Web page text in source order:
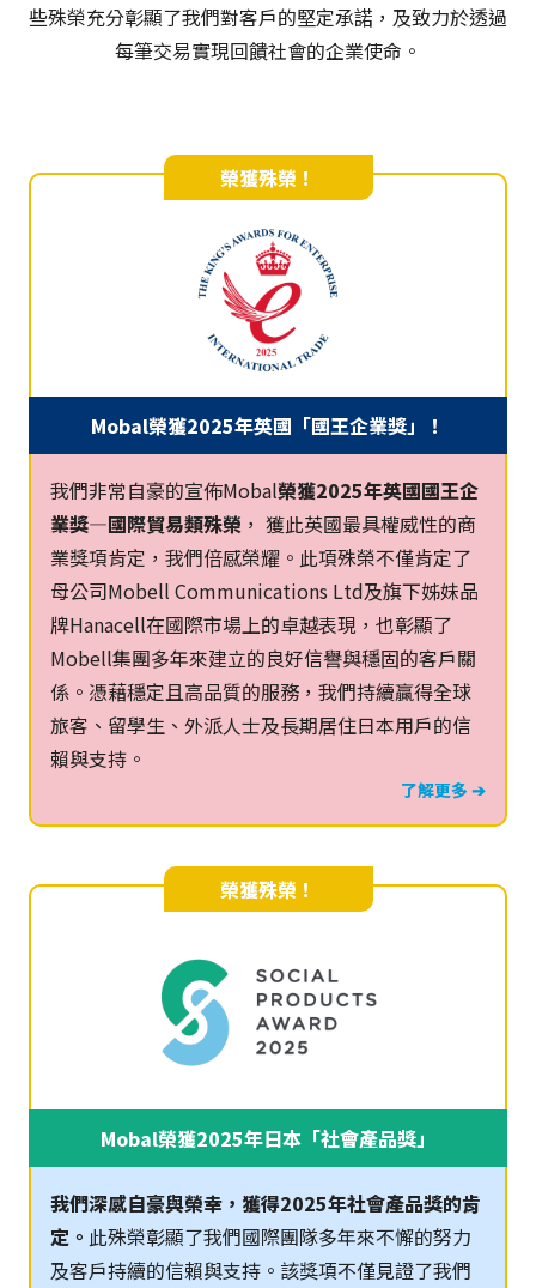
些殊榮充分彰顯了我們對客戶的堅定承諾，及致力於透過
每筆交易實現回饋社會的企業使命。
榮獲殊榮！
Mobal榮獲2025年英國「國王企業獎」！
我們非常自豪的宣佈Mobal榮獲2025年英國國王企
業獎—國際貿易類殊榮 ， 獲此英國最具權威性的商
業獎項肯定，我們倍感榮耀。此項殊榮不僅肯定了
母公司Mobell Communications Ltd及旗下姊妹品
牌Hanacell在國際市場上的卓越表現，也彰顯了
Mobell集團多年來建立的良好信譽與穩固的客戶關
係。憑藉穩定且高品質的服務，我們持續贏得全球
旅客、留學生、外派人士及長期居住日本用戶的信
賴與支持。
了解更多 ➔
榮獲殊榮！
Mobal榮獲2025年日本「社會產品獎」
我們深感自豪與榮幸，獲得2025年社會產品獎的肯
定。 此殊榮彰顯了我們國際團隊多年來不懈的努力
及客戶持續的信賴與支持。該獎項不僅見證了我們